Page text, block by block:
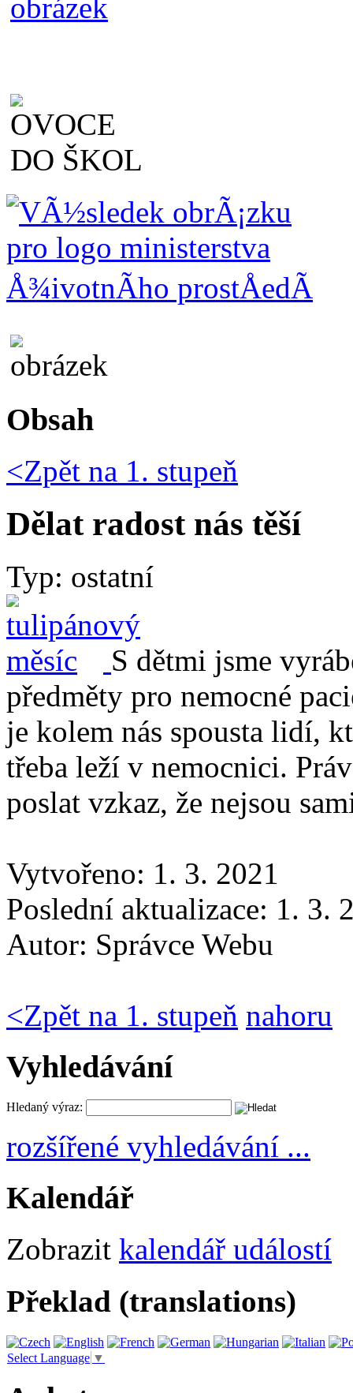
Obsah
<Zpět na 1. stupeň
Dělat radost nás těší
Typ: ostatní
S dětmi jsme
předměty pro nemocné
je kolem nás spousta lidí,
třeba leží v nemocnici.
poslat vzkaz, že nejsou
Vytvořeno: 1. 3. 2021
Poslední aktualizace: 1. 3.
Autor: Správce Webu
<Zpět na 1. stupeň nahoru
Vyhledávání
Hledaný výraz:
rozšířené vyhledávání ...
Kalendář
Zobrazit kalendář událostí
Překlad (translations)
Select Language ▼